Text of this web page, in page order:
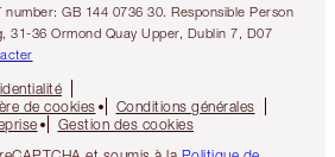
number: GB 144 0736 30. Responsible Person
31-36 Ormond Quay Upper, Dublin 7, D07
de cookies
Conditions générales
Gestion des cookies